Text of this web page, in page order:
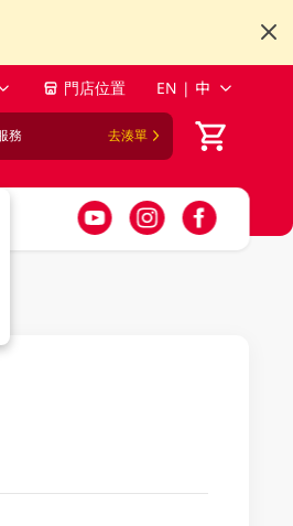
門店位置 EN | 中
務 去湊單